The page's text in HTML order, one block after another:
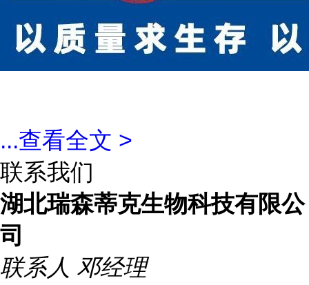
...查看全文 >
联系我们
湖北瑞森蒂克生物科技有限公
司
联系人 邓经理